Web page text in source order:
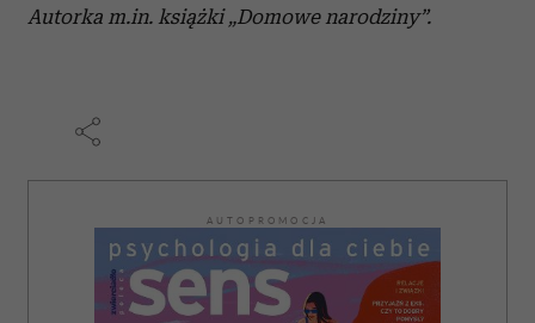
Autorka m.in. książki „Domowe narodziny”.
AUTOPROMOCJA